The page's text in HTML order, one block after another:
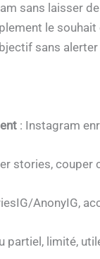
sans laisser
le
sans
: Instagram
stories, couper
AnonyIG,
partiel, limité,